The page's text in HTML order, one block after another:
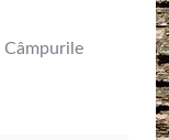
Câmpurile